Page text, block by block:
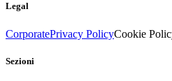
Legal
CorporatePrivacy PolicyCookie
Sezioni